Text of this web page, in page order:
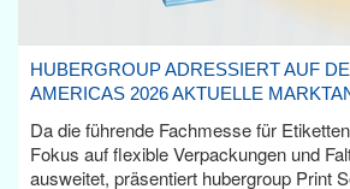
HUBERGROUP ADRESSIERT AUF
AMERICAS 2026 AKTUELLE
Da die führende Fachmesse für
Fokus auf flexible Verpackungen und
ausweitet, präsentiert hubergroup Print